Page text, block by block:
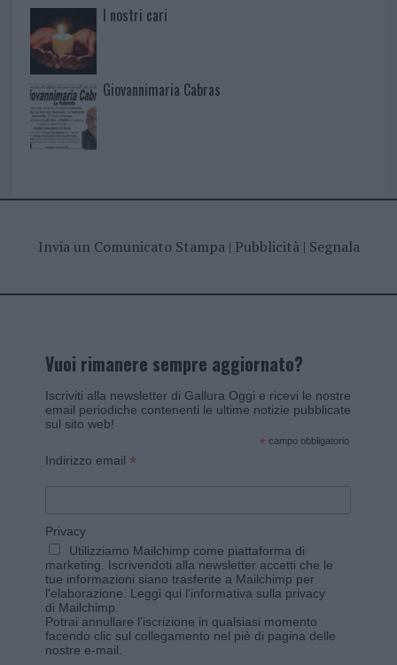
I nostri cari
Giovannimaria Cabras
Invia un Comunicato Stampa| Pubblicità| Segnala
Vuoi rimanere sempre aggiornato?
Iscriviti alla newsletter di Gallura Oggi e ricevi le nostre
email periodiche contenenti le ultime notizie pubblicate
sul sito web!
* campo obbligatorio
Indirizzo email *
Privacy
Utilizziamo Mailchimp come piattaforma di
marketing. Iscrivendoti alla newsletter accetti che le
tue informazioni siano trasferite a Mailchimp per
l'elaborazione. Leggi qui l'informativa sulla privacy
di Mailchimp
Potrai annullare l'iscrizione in qualsiasi momento
facendo clic sul collegamento nel piè di pagina delle
nostre e-mail.